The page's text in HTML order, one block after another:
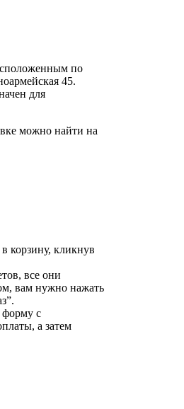
по
45.
для
можно найти на
корзину, кликнув
все они
вам нужно нажать
форму с
а затем